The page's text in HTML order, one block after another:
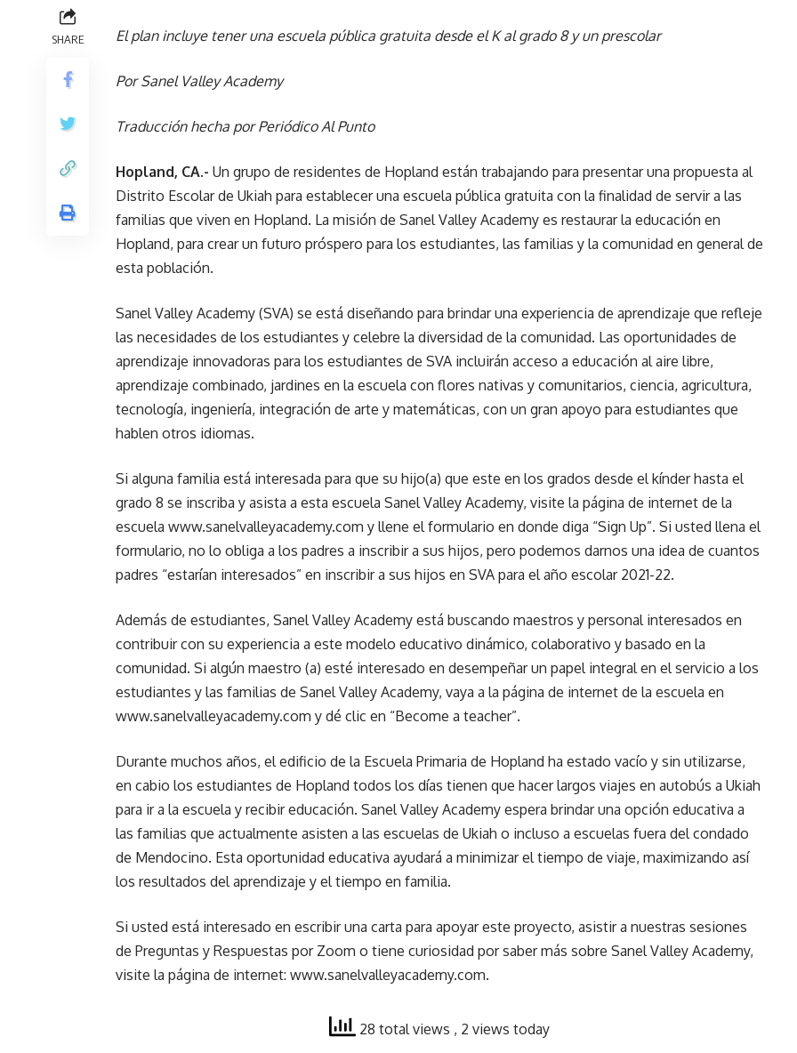
SHARE El plan incluye tener una escuela pública gratuita desde el K al grado 8 y un prescolar
Por Sanel Valley Academy
Traducción hecha por Periódico Al Punto
Hopland, CA.- Un grupo de residentes de Hopland están trabajando para presentar una propuesta al
Distrito Escolar de Ukiah para establecer una escuela pública gratuita con la finalidad de servir a las
familias que viven en Hopland. La misión de Sanel Valley Academy es restaurar la educación en
Hopland, para crear un futuro próspero para los estudiantes, las familias y la comunidad en general de
esta población.
Sanel Valley Academy (SVA) se está diseñando para brindar una experiencia de aprendizaje que refleje
las necesidades de los estudiantes y celebre la diversidad de la comunidad. Las oportunidades de
aprendizaje innovadoras para los estudiantes de SVA incluirán acceso a educación al aire libre,
aprendizaje combinado, jardines en la escuela con flores nativas y comunitarios, ciencia, agricultura,
tecnología, ingeniería, integración de arte y matemáticas, con un gran apoyo para estudiantes que
hablen otros idiomas.
Si alguna familia está interesada para que su hijo(a) que este en los grados desde el kínder hasta el
grado 8 se inscriba y asista a esta escuela Sanel Valley Academy, visite la página de internet de la
escuela www.sanelvalleyacademy.com y llene el formulario en donde diga “Sign Up”. Si usted llena el
formulario, no lo obliga a los padres a inscribir a sus hijos, pero podemos darnos una idea de cuantos
padres “estarían interesados” en inscribir a sus hijos en SVA para el año escolar 2021-22.
Además de estudiantes, Sanel Valley Academy está buscando maestros y personal interesados ​​en
contribuir con su experiencia a este modelo educativo dinámico, colaborativo y basado en la
comunidad. Si algún maestro (a) esté interesado en desempeñar un papel integral en el servicio a los
estudiantes y las familias de Sanel Valley Academy, vaya a la página de internet de la escuela en
www.sanelvalleyacademy.com y dé clic en “Become a teacher”.
Durante muchos años, el edificio de la Escuela Primaria de Hopland ha estado vacío y sin utilizarse,
en cabio los estudiantes de Hopland todos los días tienen que hacer largos viajes en autobús a Ukiah
para ir a la escuela y recibir educación. Sanel Valley Academy espera brindar una opción educativa a
las familias que actualmente asisten a las escuelas de Ukiah o incluso a escuelas fuera del condado
de Mendocino. Esta oportunidad educativa ayudará a minimizar el tiempo de viaje, maximizando así
los resultados del aprendizaje y el tiempo en familia.
Si usted está interesado en escribir una carta para apoyar este proyecto, asistir a nuestras sesiones
de Preguntas y Respuestas por Zoom o tiene curiosidad por saber más sobre Sanel Valley Academy,
visite la página de internet: www.sanelvalleyacademy.com.
28 total views , 2 views today